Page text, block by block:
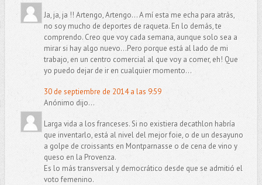
Ja, ja, ja !! Artengo, Artengo... A mí esta me echa para atrás,
no soy mucho de deportes de raqueta. En lo demás, te
comprendo. Creo que voy cada semana, aunque solo sea a
mirar si hay algo nuevo...Pero porque está al lado de mi
trabajo, en un centro comercial al que voy a comer, eh! Que
yo puedo dejar de ir en cualquier momento...
30 de septiembre de 2014 a las 9:59
Anónimo dijo...
Larga vida a los franceses. Si no existiera decathlon habría
que inventarlo, está al nivel del mejor foie, o de un desayuno
a golpe de croissants en Montparnasse o de cena de vino y
queso en la Provenza.
Es lo más transversal y democrático desde que se admitió el
voto femenino.